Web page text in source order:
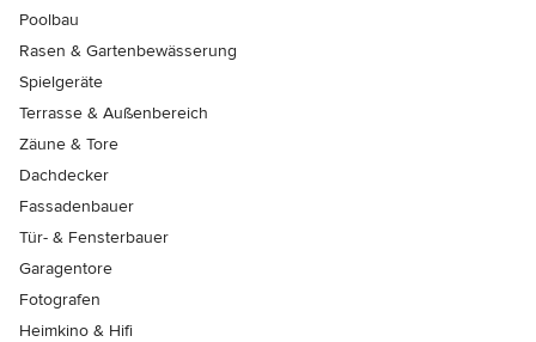
Poolbau
Rasen & Gartenbewässerung
Spielgeräte
Terrasse & Außenbereich
Zäune & Tore
Dachdecker
Fassadenbauer
Tür- & Fensterbauer
Garagentore
Fotografen
Heimkino & Hifi